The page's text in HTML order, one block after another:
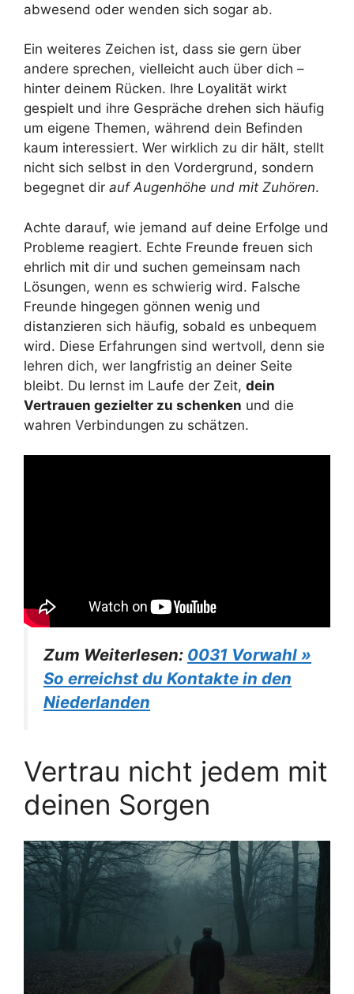
abwesend oder wenden sich sogar ab.
Ein weiteres Zeichen ist, dass sie gern über
andere sprechen, vielleicht auch über dich –
hinter deinem Rücken. Ihre Loyalität wirkt
gespielt und ihre Gespräche drehen sich häufig
um eigene Themen, während dein Befinden
kaum interessiert. Wer wirklich zu dir hält, stellt
nicht sich selbst in den Vordergrund, sondern
begegnet dir auf Augenhöhe und mit Zuhören.
Achte darauf, wie jemand auf deine Erfolge und
Probleme reagiert. Echte Freunde freuen sich
ehrlich mit dir und suchen gemeinsam nach
Lösungen, wenn es schwierig wird. Falsche
Freunde hingegen gönnen wenig und
distanzieren sich häufig, sobald es unbequem
wird. Diese Erfahrungen sind wertvoll, denn sie
lehren dich, wer langfristig an deiner Seite
bleibt. Du lernst im Laufe der Zeit, dein
Vertrauen gezielter zu schenken und die
wahren Verbindungen zu schätzen.
Zum Weiterlesen: 0031 Vorwahl »
So erreichst du Kontakte in den
Niederlanden
Vertrau nicht jedem mit
deinen Sorgen